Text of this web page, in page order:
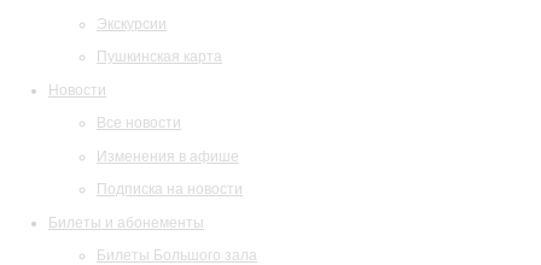
Экскурсии
Пушкинская карта
Новости
Все новости
Изменения в афише
Подписка на новости
Билеты и абонементы
Билеты Большого зала